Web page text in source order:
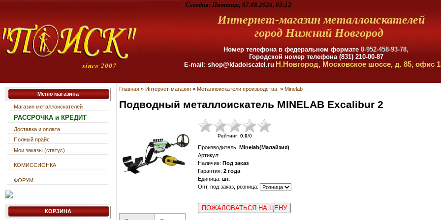
Сегодня: Пятница, 07.08.2026, 03:12
Интернет-магазин металлоискателей
город Нижний Новгород
Номер телефона в федеральном формате 8-952-458-93-78,
Городской номер телефона (831) 210-00-87
E-mail: shop@kladoiscatel.ru Н.Новгород, Московское шоссе, д. 85, офис
Меню магазина
Магазин металлоискателей
РАССРОЧКА и КРЕДИТ
Доставка и оплата
Полный прайс
Мои заказы (статус)
КОМИССИОНКА
ФОРУМ
КОРЗИНА
Главная » Интернет-магазин » Металлоискатели производства: » Minelab
Подводный металлоискатель MINELAB Excalibur 2
Рейтинг: 0.0/0
Производитель: Minelab(Малайзия)
Артикул:
Наличие: Под заказ
Гарантия: 2 года
Единица: шт.
Опт, под заказ, розница:
ПОЖАЛОВАТЬСЯ НА ЦЕНУ